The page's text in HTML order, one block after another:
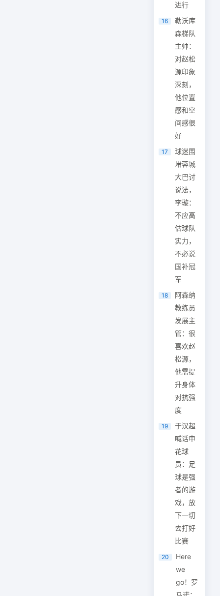
进行
16
勒沃库
森梯队
主帅：
对赵松
源印象
深刻，
他位置
感和空
间感很
好
17
球迷围
堵蓉城
大巴讨
说法，
李璇：
不应高
估球队
实力，
不必说
国补冠
军
18
阿森纳
教练员
发展主
管：很
喜欢赵
松源，
他需提
升身体
对抗强
度
19
于汉超
喊话申
花球
员：足
球是强
者的游
戏，放
下一切
去打好
比赛
20
Here
we
go！罗